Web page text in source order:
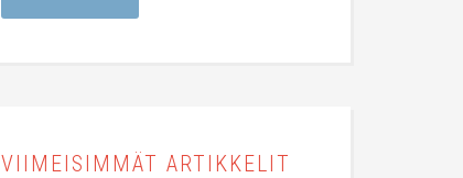
VIIMEISIMMÄT ARTIKKELIT